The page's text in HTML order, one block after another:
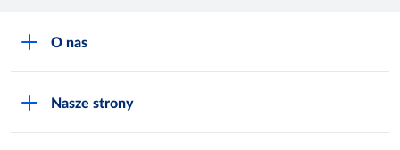
O nas
Nasze strony